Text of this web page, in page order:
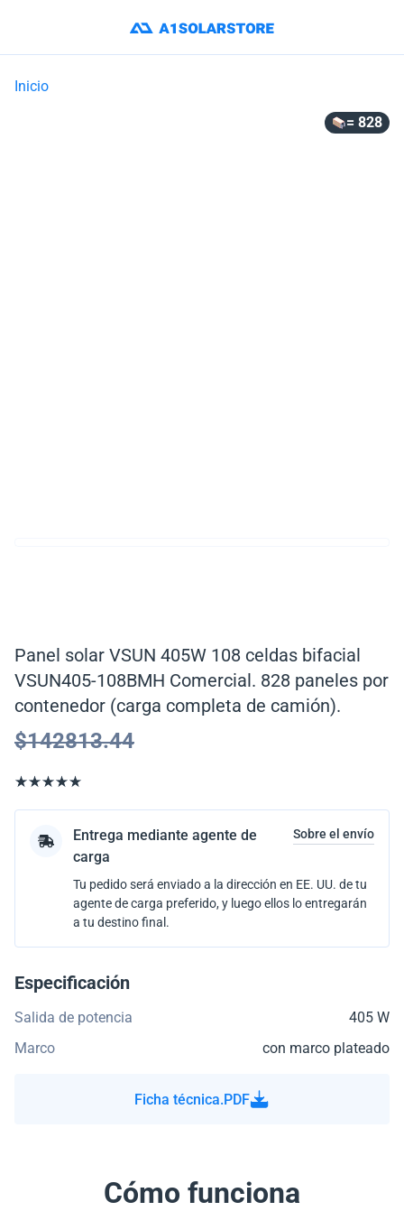
Inicio
= 828
Panel solar VSUN 405W 108 celdas bifacial
VSUN405-108BMH Comercial. 828 paneles por
contenedor (carga completa de camión).
$142813.44
Entrega mediante agente de
carga
Sobre el envío
Tu pedido será enviado a la dirección en EE. UU. de tu
agente de carga preferido, y luego ellos lo entregarán
a tu destino final.
Especificación
Salida de potencia
405 W
Marco
con marco plateado
Ficha técnica.PDF
Cómo funciona